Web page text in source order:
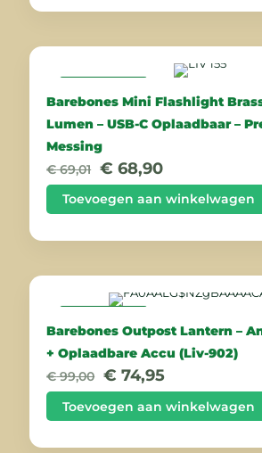
Barebones Mini Flashlight Brass
Lumen – USB-C Oplaadbaar –
Messing
€69,01 Oorspronkelijke
prijs
was:
€ 69,01.
€ 68,90Huidige
prijs
is:
€ 68,90.
Toevoegen aan winkelwagen
Barebones Outpost Lantern –
+ Oplaadbare Accu (Liv-902)
€99,00 Oorspronkelijke
prijs
was:
€ 99,00.
€ 74,95Huidige
prijs
is:
€ 74,95.
Toevoegen aan winkelwagen